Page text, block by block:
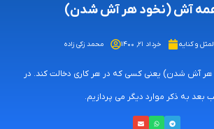
آش (نخود هر آش شدن)
و کنایه خرداد ۲۱, ۱۴۰۰ محمد زکی زاده
آش شدن) یعنی کسی که در هر کاری دخالت کند. در
بعد به ذکر موارد دیگر می پردازیم.